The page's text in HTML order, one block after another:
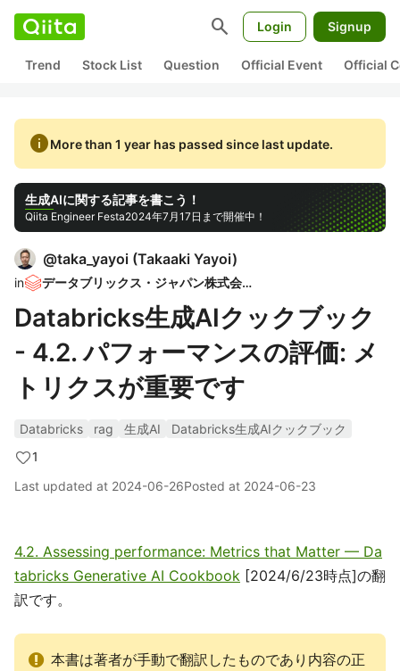
search Login Signup
Trend Stock List Question Official Event Official
infoMore than 1 year has passed since last update.
生成AIに関する記事を書こう！
Qiita Engineer Festa2024年7月17日まで開催中！
@taka_yayoi (Takaaki Yayoi)
in データブリックス・ジャパン株式会社
Databricks生成AIクックブック
- 4.2. パフォーマンスの評価: メ
トリクスが重要です
Databricks rag 生成AI
Databricks生成AIクックブック
1
Last updated at 2024-06-26Posted at 2024-06-23
4.2. Assessing performance: Metrics that Matter — Da
tabricks Generative AI Cookbook [2024/6/23時点]の翻
訳です。
本書は著者が手動で翻訳したものであり内容の正